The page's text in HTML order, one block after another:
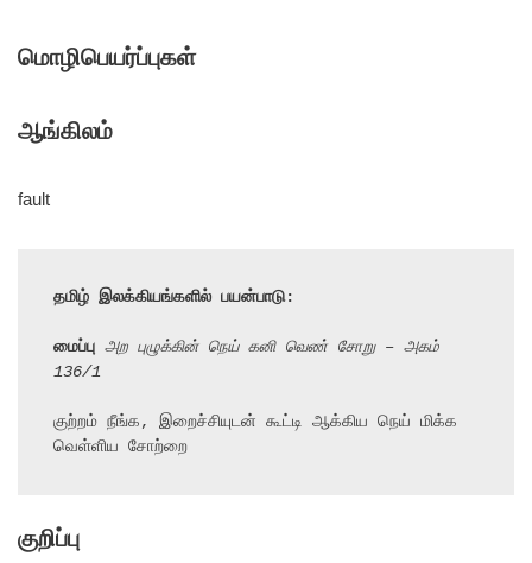
மொழிபெயர்ப்புகள்
ஆங்கிலம்
fault
தமிழ் இலக்கியங்களில் பயன்பாடு:
மைப்பு அற புழுக்கின் நெய் கனி வெண் சோறு – அகம்
136/1
குற்றம் நீங்க, இறைச்சியுடன் கூட்டி ஆக்கிய நெய் மிக்க
வெள்ளிய சோற்றை
குறிப்பு